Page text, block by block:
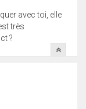
avec toi, elle
très
?